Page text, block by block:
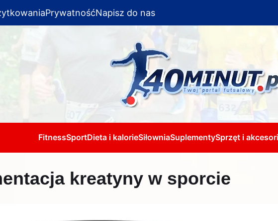
PrywatnośćNapisz do nas
FitnessSportDieta i kalorieSiłowniaSuplementySprzęt i
kreatyny w sporcie